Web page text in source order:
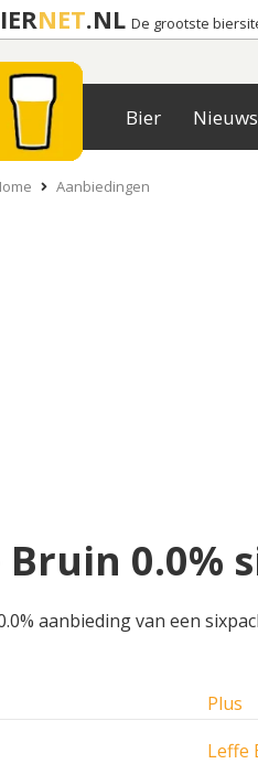
NET.NL De grootste
Bier
Aanbiedingen
Bruin 0.0%
aanbieding van een
Plus
Leffe